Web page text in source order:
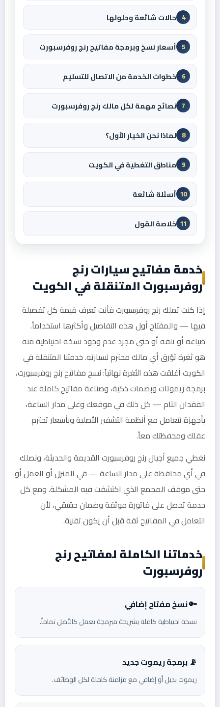
4 حالات شائعة وحلولها
5 أسعار نسخ وبرمجة مفاتيح رنج روفرسبورت
6 خطوات الخدمة من الاتصال للتسليم
7 نصائح مهمة لكل مالك رنج روفرسبورت
8 لماذا نحن الخيار الأول؟
9 مناطق التغطية في الكويت
10 أسئلة شائعة
11 خلاصة القول
خدمة مفاتيح سيارات رنج
روفرسبورت المتنقلة في الكويت
إذا كنت تملك رنج روفرسبورت فأنت تعرف قيمة كل تفصيلة
فيها — والمفتاح أول هذه التفاصيل وأكثرها استخداماً.
ضياعه أو تلفه أو حتى مجرد عدم وجود نسخة احتياطية منه
هو ثغرة تؤرق أي مالك محترم لسيارته. خدمتنا المتنقلة في
الكويت أغلقت هذه الثغرة نهائياً: نسخ مفاتيح رنج روفرسبورت،
برمجة ريموتات وبصمات ذكية، وصناعة مفاتيح كاملة عند
الفقدان التام — كل ذلك في موقعك وعلى مدار الساعة،
بأجهزة تتعامل مع أنظمة التشفير الأصلية وبأسعار تحترم
عقلك ومحفظتك معاً.
نغطي جميع أجيال رنج روفرسبورت القديمة والحديثة، ونصلك
في أي محافظة على مدار الساعة — في المنزل أو العمل أو
حتى موقف المجمع الذي اكتشفت فيه المشكلة. ومع كل
خدمة تحصل على فاتورة موثقة وضمان حقيقي، لأن
التعامل في المفاتيح ثقة قبل أن يكون تقنية.
خدماتنا الكاملة لمفاتيح رنج
روفرسبورت
🔑 نسخ مفتاح إضافي
نسخة احتياطية كاملة بشريحة مبرمجة تعمل كالأصل تماماً.
📡 برمجة ريموت جديد
ريموت بديل أو إضافي مع مزامنة كاملة لكل الوظائف.